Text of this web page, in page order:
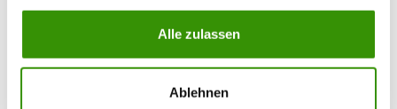
Alle zulassen
Ablehnen
U „Search in“ odaberite “Computer”
Otvorite pronađenu mapu
Odaberite kolačić i pritisnite tipku „Delete“